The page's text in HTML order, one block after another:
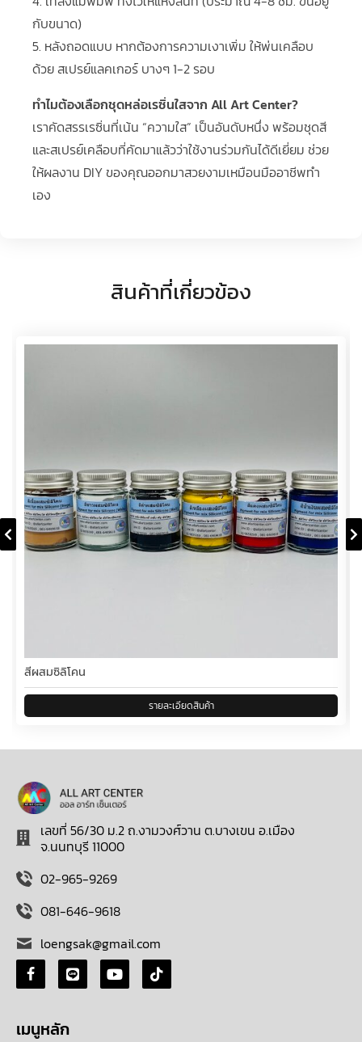
กับขนาด)
5. หลังถอดแบบ หากต้องการความเงาเพิ่ม ให้พ่นเคลือบ
ด้วย สเปรย์แลคเกอร์ บางๆ 1-2 รอบ
ทำไมต้องเลือกชุดหล่อเรซิ่นใสจาก All Art Center?
เราคัดสรรเรซิ่นที่เน้น “ความใส” เป็นอันดับหนึ่ง พร้อมชุดสี
และสเปรย์เคลือบที่คัดมาแล้วว่าใช้งานร่วมกันได้ดีเยี่ยม ช่วย
ให้ผลงาน DIY ของคุณออกมาสวยงามเหมือนมืออาชีพทำ
เอง
สินค้าที่เกี่ยวข้อง
สีผสมซิลิโคน
เลขที่ 56/30 ม.2 ถ.งามวงศ์วาน ต.บางเขน อ.เมือง
จ.นนทบุรี 11000
02-965-9269
081-646-9618
loengsak@gmail.com
เมนูหลัก